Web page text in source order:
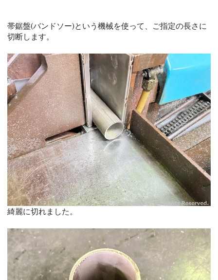
帯鋸盤(バンドソー)という機械を使って、ご指定の長さに
切断します。
綺麗に切れました。